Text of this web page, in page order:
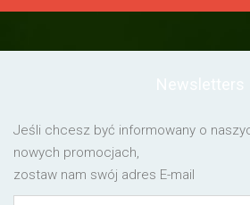
Jeśli chcesz być informowany o
nowych promocjach,
zostaw nam swój adres E-mail